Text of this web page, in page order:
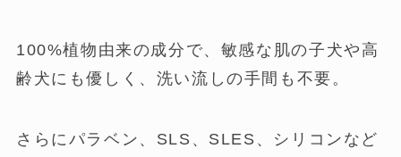
100%植物由来の成分で、敏感な肌の子犬や高
齢犬にも優しく、洗い流しの手間も不要。
さらにパラベン、SLS、SLES、シリコンなど